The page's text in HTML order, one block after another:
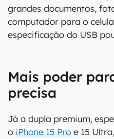
grandes documentos,
computador para o
especificação do USB
Mais poder
precisa
Já a dupla premium,
o iPhone 15 Pro e 15